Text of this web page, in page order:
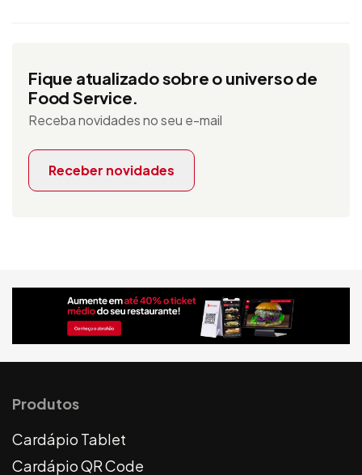
Fique atualizado sobre o universo de
Food Service.
Receba novidades no seu e-mail
Receber novidades
Produtos
Cardápio Tablet
Cardápio QR Code